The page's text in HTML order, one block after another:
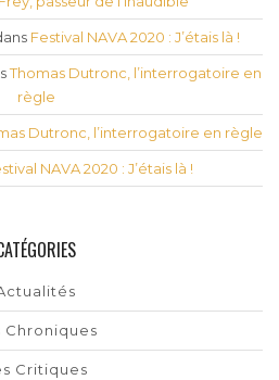
Festival NAVA 2020 : J’étais là !
Thomas Dutronc, l’interrogatoire en
règle
Dutronc, l’interrogatoire en règle
NAVA 2020 : J’étais là !
Chroniques
Critiques